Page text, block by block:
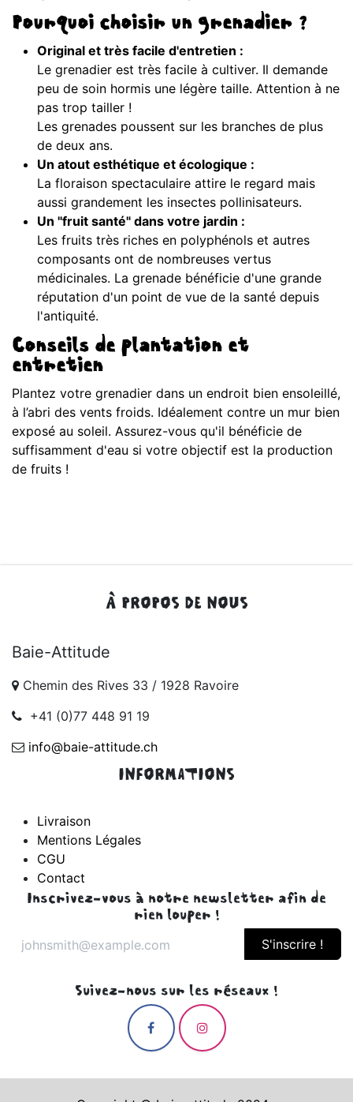
Pourquoi choisir un grenadier ?
Original et très facile d'entretien :
Le grenadier est très facile à cultiver. Il demande
peu de soin hormis une légère taille. Attention à ne
pas trop tailler !
Les grenades poussent sur les branches de plus
de deux ans.
Un atout esthétique et écologique :
La floraison spectaculaire attire le regard mais
aussi grandement les insectes pollinisateurs.
Un "fruit santé" dans votre jardin :
Les fruits très riches en polyphénols et autres
composants ont de nombreuses vertus
médicinales. La grenade bénéficie d'une grande
réputation d'un point de vue de la santé depuis
l'antiquité.
Conseils de plantation et
entretien
Plantez votre grenadier dans un endroit bien ensoleillé,
à l’abri des vents froids. Idéalement contre un mur bien
exposé au soleil. Assurez-vous qu'il bénéficie de
suffisamment d'eau si votre objectif est la production
de fruits !
À PROPOS DE NOUS
Baie-Attitude
Chemin des Rives 33 / 1928 Ravoire
+41 (0)77 448 91 19
info@baie-attitude.ch
INFORMATIONS
Livraison
Mentions Légales
CGU
Contact
Inscrivez-vous à notre newsletter afin de
rien louper !
S'inscrire !
Suivez-nous sur les réseaux !